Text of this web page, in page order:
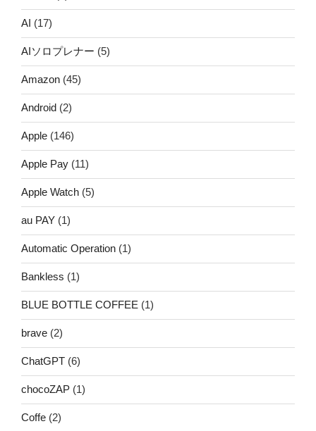
AI (17)
AIソロプレナー (5)
Amazon (45)
Android (2)
Apple (146)
Apple Pay (11)
Apple Watch (5)
au PAY (1)
Automatic Operation (1)
Bankless (1)
BLUE BOTTLE COFFEE (1)
brave (2)
ChatGPT (6)
chocoZAP (1)
Coffe (2)